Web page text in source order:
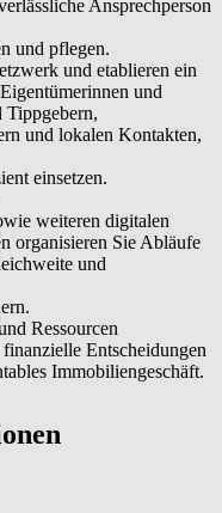
Ansprechperson
und pflegen.
und etablieren ein
und
Tippgebern,
und lokalen Kontakten,
einsetzen.
weiteren digitalen
organisieren Sie Abläufe
und
Ressourcen
Entscheidungen
Immobiliengeschäft.